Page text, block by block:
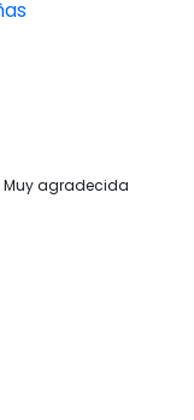
Muy agradecida